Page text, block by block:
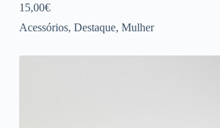
15,00€
Acessórios, Destaque, Mulher